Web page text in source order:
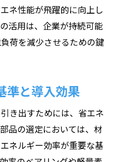
ネ性能が飛躍的に向上し
活用は、企業が持続可能
荷を減少させるための鍵
準と導入効果
き出すためには、省エネ
品の選定においては、材
ネルギー効率が重要な基